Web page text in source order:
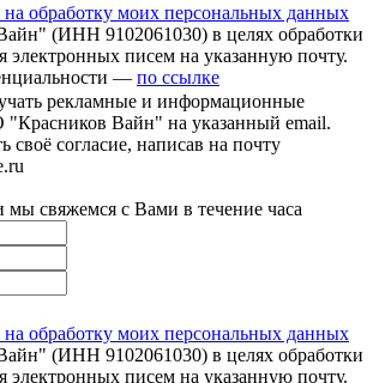
на обработку моих персональных данных
(ИНН 9102061030) в целях обработки
электронных писем на указанную почту.
— по ссылке
рекламные и информационные
Вайн" на указанный email.
своё согласие, написав на почту
мы свяжемся с Вами в течение часа
на обработку моих персональных данных
(ИНН 9102061030) в целях обработки
электронных писем на указанную почту.